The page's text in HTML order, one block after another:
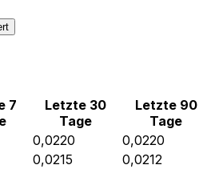
7
Letzte 30
Tage
Letzte 90
Tage
0,0220
0,0220
0,0215
0,0212